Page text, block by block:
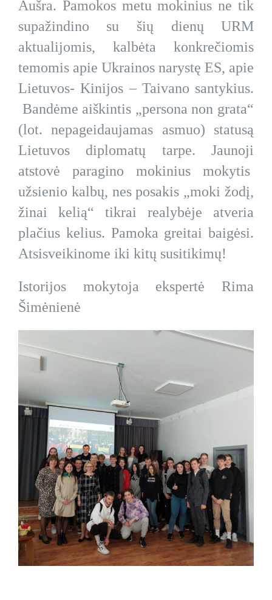
Aušra. Pamokos metu mokinius ne tik
supažindino su šių dienų URM
aktualijomis, kalbėta konkrečiomis
temomis apie Ukrainos narystę ES, apie
Lietuvos- Kinijos – Taivano santykius.
Bandėme aiškintis „persona non grata“
(lot. nepageidaujamas asmuo) statusą
Lietuvos diplomatų tarpe. Jaunoji
atstovė paragino mokinius mokytis
užsienio kalbų, nes posakis „moki žodį,
žinai kelią“ tikrai realybėje atveria
plačius kelius. Pamoka greitai baigėsi.
Atsisveikinome iki kitų susitikimų!
Istorijos mokytoja ekspertė Rima
Šimėnienė